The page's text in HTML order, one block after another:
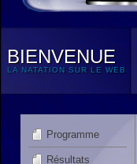
BIENVENUE
LA NATATION SUR LE WEB
Programme
Résultats